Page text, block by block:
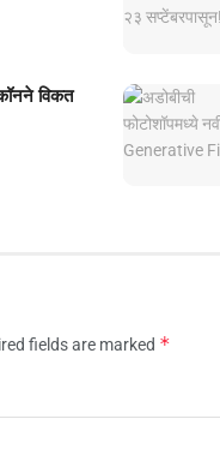
विकत
fields are marked *